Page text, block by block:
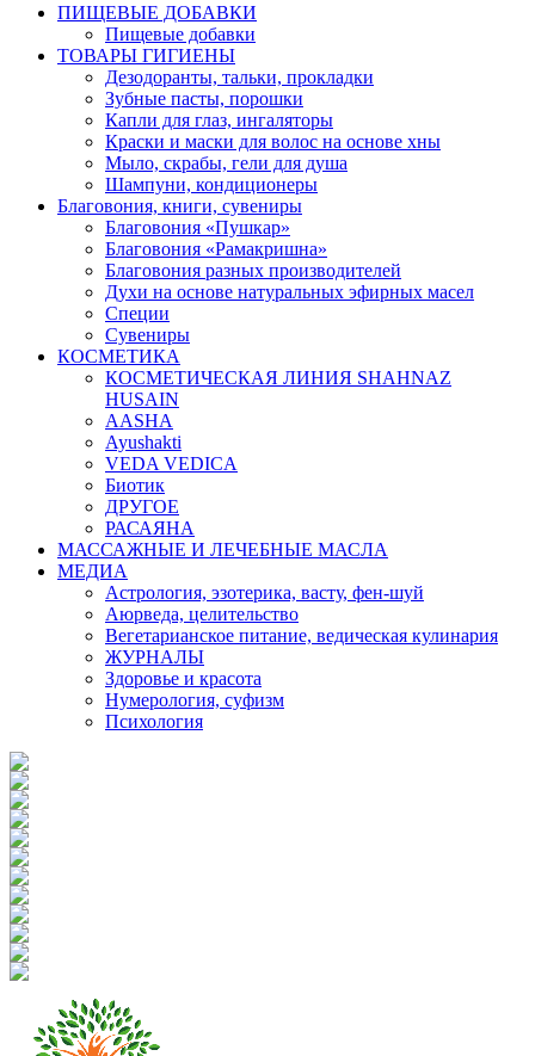
ПИЩЕВЫЕ ДОБАВКИ
Пищевые добавки
ТОВАРЫ ГИГИЕНЫ
Дезодоранты, тальки, прокладки
Зубные пасты, порошки
Капли для глаз, ингаляторы
Краски и маски для волос на основе хны
Мыло, скрабы, гели для душа
Шампуни, кондиционеры
Благовония, книги, сувениры
Благовония «Пушкар»
Благовония «Рамакришна»
Благовония разных производителей
Духи на основе натуральных эфирных масел
Специи
Сувениры
КОСМЕТИКА
КОСМЕТИЧЕСКАЯ ЛИНИЯ SHAHNAZ
HUSAIN
AASHA
Ayushakti
VEDA VEDICA
Биотик
ДРУГОЕ
РАСАЯНА
МАССАЖНЫЕ И ЛЕЧЕБНЫЕ МАСЛА
МЕДИА
Астрология, эзотерика, васту, фен-шуй
Аюрведа, целительство
Вегетарианское питание, ведическая кулинария
ЖУРНАЛЫ
Здоровье и красота
Нумерология, суфизм
Психология